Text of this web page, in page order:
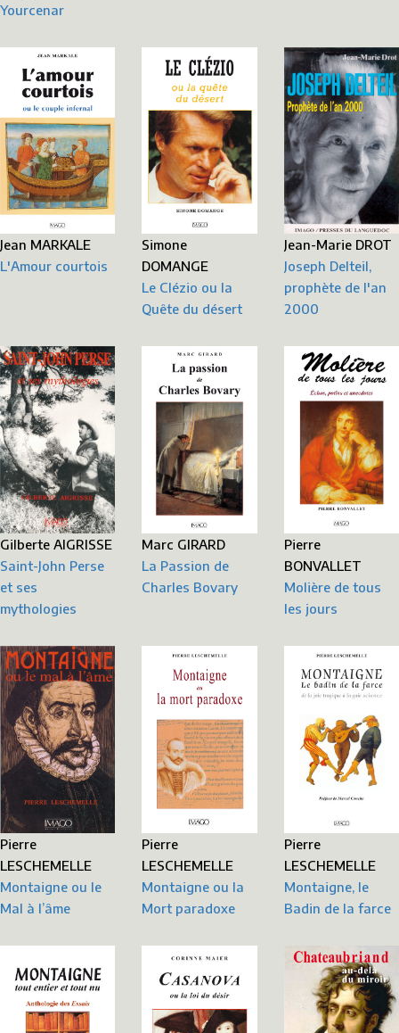
Yourcenar
Jean MARKALE
L'Amour courtois
Simone
DOMANGE
Le Clézio ou la
Quête du désert
Jean-Marie DROT
Joseph Delteil,
prophète de l'an
2000
Gilberte AIGRISSE
Saint-John Perse
et ses
mythologies
Marc GIRARD
La Passion de
Charles Bovary
Pierre
BONVALLET
Molière de tous
les jours
Pierre
LESCHEMELLE
Montaigne ou le
Mal à l’âme
Pierre
LESCHEMELLE
Montaigne ou la
Mort paradoxe
Pierre
LESCHEMELLE
Montaigne, le
Badin de la farce